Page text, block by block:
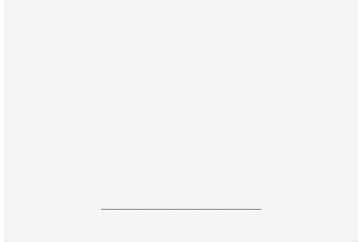
------------------------------------------------------------------